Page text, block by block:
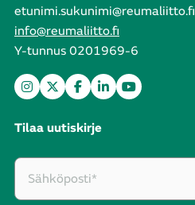
etunimi.sukunimi@reumaliitto.fi
info@reumaliitto.fi
Y-tunnus 0201969-6
Tilaa uutiskirje